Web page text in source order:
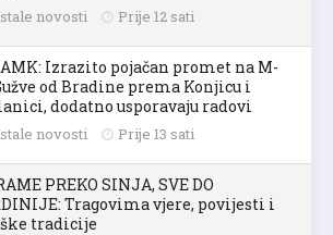
novosti Prije 12 sati
Izrazito pojačan promet na M-
od Bradine prema Konjicu i
dodatno usporavaju radovi
novosti Prije 13 sati
PREKO SINJA, SVE DO
Tragovima vjere, povijesti i
tradicije